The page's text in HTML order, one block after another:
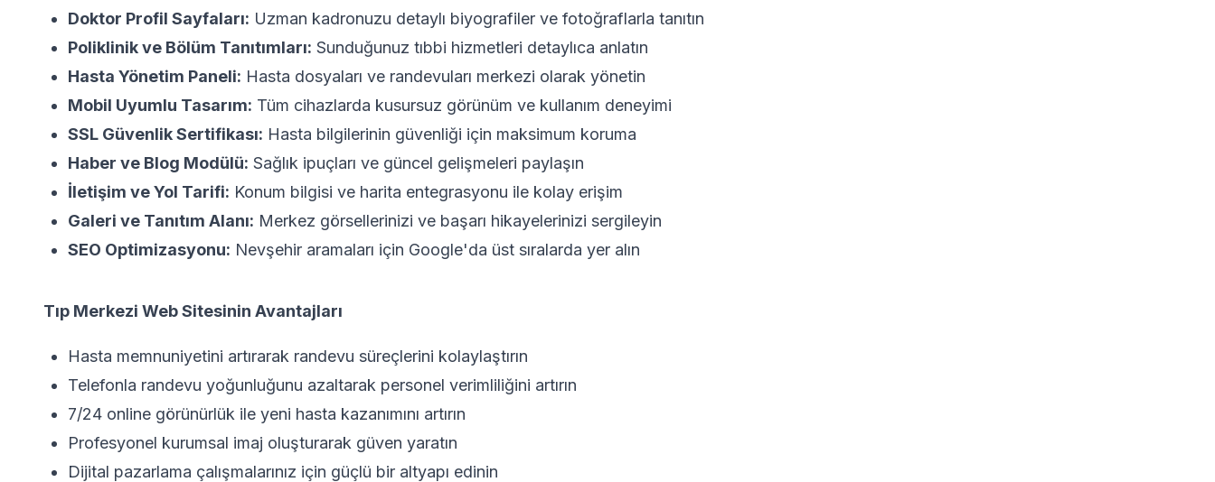
Doktor Profil Sayfaları: Uzman kadronuzu detaylı biyografiler ve fotoğraflarla tanıtın
Poliklinik ve Bölüm Tanıtımları: Sunduğunuz tıbbi hizmetleri detaylıca anlatın
Hasta Yönetim Paneli: Hasta dosyaları ve randevuları merkezi olarak yönetin
Mobil Uyumlu Tasarım: Tüm cihazlarda kusursuz görünüm ve kullanım deneyimi
SSL Güvenlik Sertifikası: Hasta bilgilerinin güvenliği için maksimum koruma
Haber ve Blog Modülü: Sağlık ipuçları ve güncel gelişmeleri paylaşın
İletişim ve Yol Tarifi: Konum bilgisi ve harita entegrasyonu ile kolay erişim
Galeri ve Tanıtım Alanı: Merkez görsellerinizi ve başarı hikayelerinizi sergileyin
SEO Optimizasyonu: Nevşehir aramaları için Google'da üst sıralarda yer alın
Tıp Merkezi Web Sitesinin Avantajları
Hasta memnuniyetini artırarak randevu süreçlerini kolaylaştırın
Telefonla randevu yoğunluğunu azaltarak personel verimliliğini artırın
7/24 online görünürlük ile yeni hasta kazanımını artırın
Profesyonel kurumsal imaj oluşturarak güven yaratın
Dijital pazarlama çalışmalarınız için güçlü bir altyapı edinin